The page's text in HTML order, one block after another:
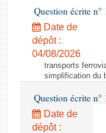
Question écrite
Date de
dépôt :
04/08/2026
transports
simplification du
Question écrite
Date de
dépôt :